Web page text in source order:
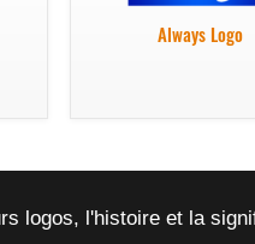
Always Logo
logos, l'histoire et la